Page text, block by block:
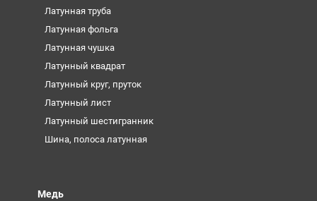
Латунная труба
Латунная фольга
Латунная чушка
Латунный квадрат
Латунный круг, пруток
Латунный лист
Латунный шестигранник
Шина, полоса латунная
Медь